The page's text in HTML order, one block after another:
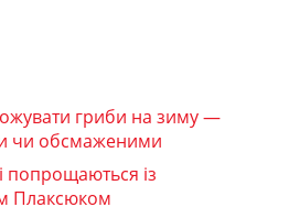
гриби на зиму —
чи обсмаженими
попрощаються із
Плаксюком